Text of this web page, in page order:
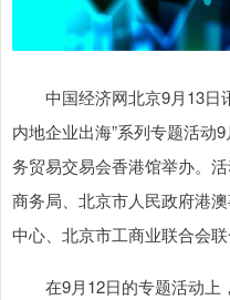
中国经济网北京9月13日
内地企业出海”系列专题活动
务贸易交易会香港馆举办。
商务局、北京市人民政府港
中心、北京市工商业联合会联
在9月12日的专题活动上